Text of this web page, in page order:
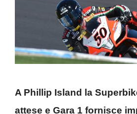
A Phillip Island la
attese e Gara 1 fornisce